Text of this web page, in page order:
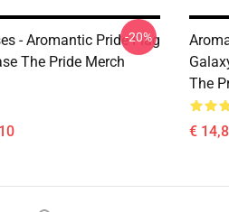
- Aromantic Pride Flag
The Pride Merch
-20%
The
€